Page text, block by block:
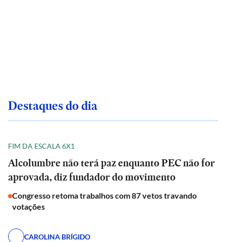
Destaques do dia
FIM DA ESCALA 6X1
Alcolumbre não terá paz enquanto PEC não for
aprovada, diz fundador do movimento
Congresso retoma trabalhos com 87 vetos travando
votações
CAROLINA BRÍGIDO